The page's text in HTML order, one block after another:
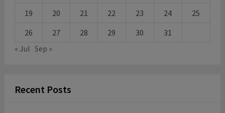
19 20 21 22 23 24
25
26
27 28 29 30
31
« Jul Sep »
Recent Posts